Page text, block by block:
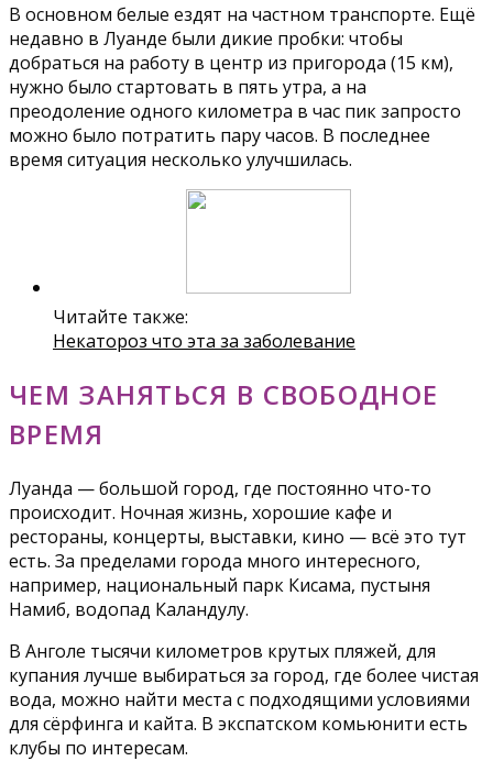
В основном белые ездят на частном транспорте. Ещё
недавно в Луанде были дикие пробки: чтобы
добраться на работу в центр из пригорода (15 км),
нужно было стартовать в пять утра, а на
преодоление одного километра в час пик запросто
можно было потратить пару часов. В последнее
время ситуация несколько улучшилась.
Читайте также:
Некатороз что эта за заболевание
ЧЕМ ЗАНЯТЬСЯ В СВОБОДНОЕ
ВРЕМЯ
Луанда — большой город, где постоянно что-то
происходит. Ночная жизнь, хорошие кафе и
рестораны, концерты, выставки, кино — всё это тут
есть. За пределами города много интересного,
например, национальный парк Кисама, пустыня
Намиб, водопад Каландулу.
В Анголе тысячи километров крутых пляжей, для
купания лучше выбираться за город, где более чистая
вода, можно найти места с подходящими условиями
для сёрфинга и кайта. В экспатском комьюнити есть
клубы по интересам.